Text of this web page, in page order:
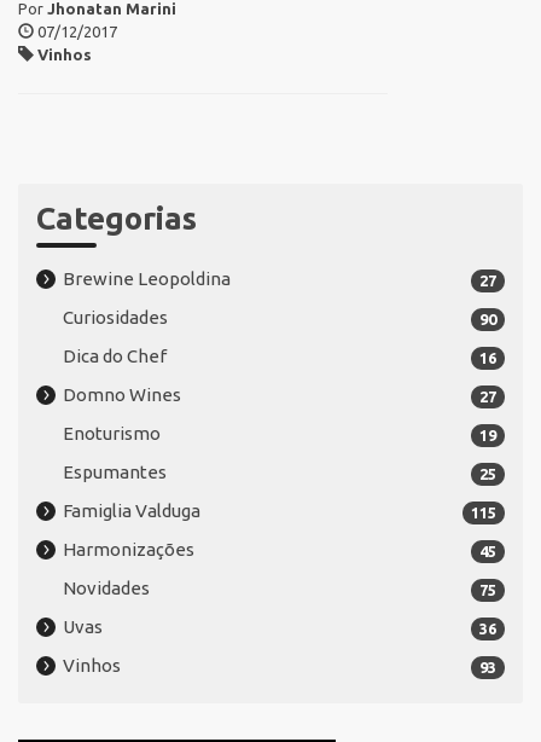
Por Jhonatan Marini
07/12/2017
Vinhos
Categorias
27
Brewine Leopoldina
90
Curiosidades
16
Dica do Chef
27
Domno Wines
19
Enoturismo
25
Espumantes
115
Famiglia Valduga
45
Harmonizações
75
Novidades
36
Uvas
93
Vinhos